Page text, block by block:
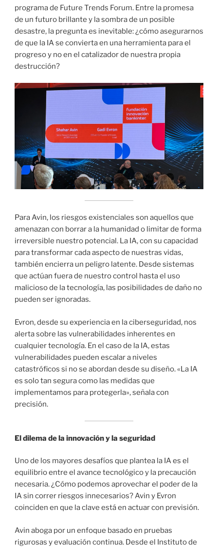
programa de Future Trends Forum. Entre la promesa
de un futuro brillante y la sombra de un posible
desastre, la pregunta es inevitable: ¿cómo asegurarnos
de que la IA se convierta en una herramienta para el
progreso y no en el catalizador de nuestra propia
destrucción?
Para Avin, los riesgos existenciales son aquellos que
amenazan con borrar a la humanidad o limitar de forma
irreversible nuestro potencial. La IA, con su capacidad
para transformar cada aspecto de nuestras vidas,
también encierra un peligro latente. Desde sistemas
que actúan fuera de nuestro control hasta el uso
malicioso de la tecnología, las posibilidades de daño no
pueden ser ignoradas.
Evron, desde su experiencia en la ciberseguridad, nos
alerta sobre las vulnerabilidades inherentes en
cualquier tecnología. En el caso de la IA, estas
vulnerabilidades pueden escalar a niveles
catastróficos si no se abordan desde su diseño. «La IA
es solo tan segura como las medidas que
implementamos para protegerla», señala con
precisión.
El dilema de la innovación y la seguridad
Uno de los mayores desafíos que plantea la IA es el
equilibrio entre el avance tecnológico y la precaución
necesaria. ¿Cómo podemos aprovechar el poder de la
IA sin correr riesgos innecesarios? Avin y Evron
coinciden en que la clave está en actuar con previsión.
Avin aboga por un enfoque basado en pruebas
rigurosas y evaluación continua. Desde el Instituto de